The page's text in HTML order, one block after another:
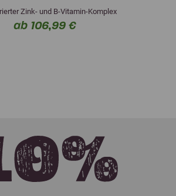
Zink- und B-Vitamin-Komplex
ab 106,99 €